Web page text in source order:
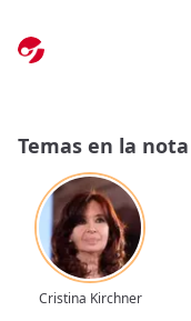
Temas en la nota
Cristina Kirchner